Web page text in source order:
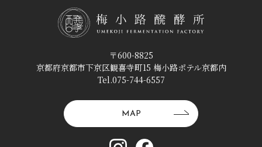
〒600-8825
京都府京都市下京区観喜寺町15 梅小路ポテル京都内
Tel.075-744-6557
MAP